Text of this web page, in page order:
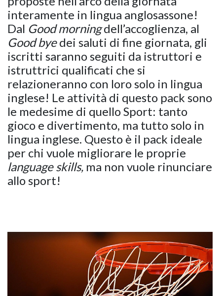
interamente in lingua anglosassone!
Dal Good morningdell’accoglienza, al
Good byedei saluti di fine giornata, gli
iscritti saranno seguiti da istruttori e
istruttrici qualificati che si
relazioneranno con loro solo in lingua
inglese! Le attività di questo pack sono
le medesime di quello Sport: tanto
gioco e divertimento, ma tutto solo in
lingua inglese. Questo è il pack ideale
per chi vuole migliorare le proprie
language skills, ma non vuole rinunciare
allo sport!